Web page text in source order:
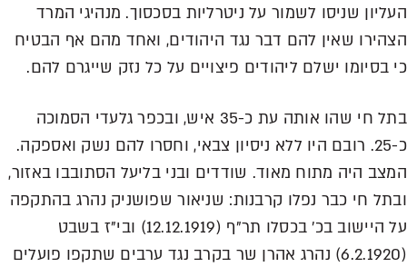
העליון שניסו לשמור על ניטרליות בסכסוך. מנהיגי המרד
הצהירו שאין להם דבר נגד היהודים, ואחד מהם אף הבטיח
כי בסיומו ישלם ליהודים פיצויים על כל נזק שייגרם להם.
בתל חי שהו אותה עת כ-35 איש, ובכפר גלעדי הסמוכה
כ-25. רובם היו ללא ניסיון צבאי, וחסרו להם נשק ואספקה.
המצב היה מתוח מאוד. שודדים ובני בליעל הסתובבו באזור,
ובתל חי כבר נפלו קרבנות: שניאור שפושניק נהרג בהתקפה
על היישוב בכ' בכסלו תר"ף (12.12.1919) ובי"ז בשבט
(6.2.1920) נהרג אהרן שר בקרב נגד ערבים שתקפו פועלים